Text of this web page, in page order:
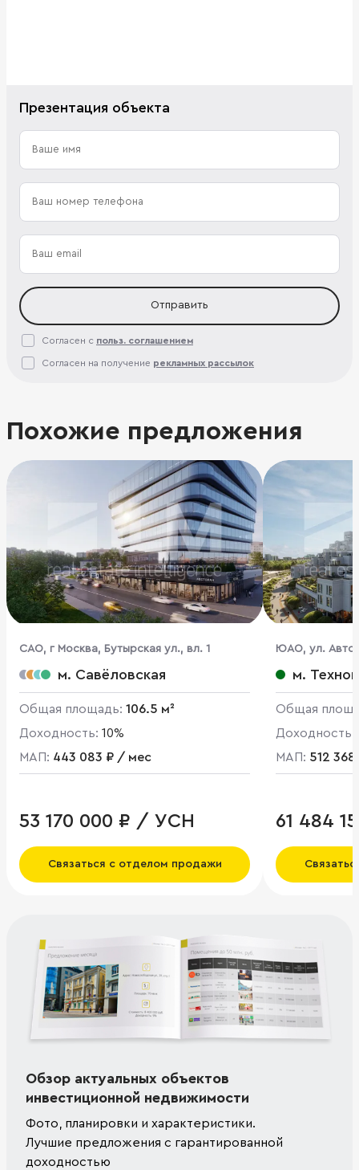
Презентация объекта
Отправить
Согласен с польз. соглашением
Согласен на получение рекламных рассылок
Похожие предложения
CАО, г Москва, Бутырская ул., вл. 1
м. Савёловская
Общая площадь: 106.5 м²
Доходность: 10%
МАП: 443 083 ₽ / мес
53 170 000 ₽ / УСН
Связаться с отделом продажи
ЮАО, ул.
м.
Общая
Доходность:
МАП: 512
61 484
Обзор актуальных объектов
инвестиционной недвижимости
Фото, планировки и характеристики.
Лучшие предложения с гарантированной
доходностью